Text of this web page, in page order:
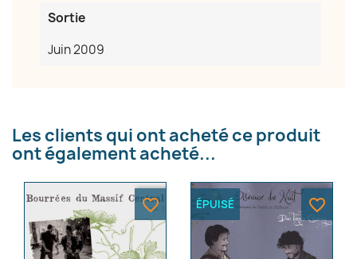
Sortie
Juin 2009
Les clients qui ont acheté ce produit
ont également acheté...
favorite_border ÉPUISÉ favorite_border